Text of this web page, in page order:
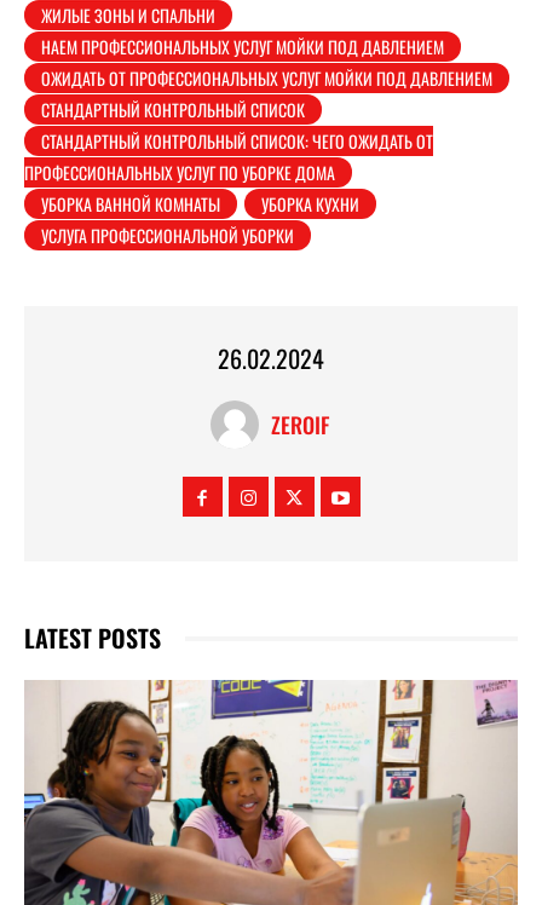
ЖИЛЫЕ ЗОНЫ И СПАЛЬНИ
НАЕМ ПРОФЕССИОНАЛЬНЫХ УСЛУГ МОЙКИ ПОД ДАВЛЕНИЕМ
ОЖИДАТЬ ОТ ПРОФЕССИОНАЛЬНЫХ УСЛУГ МОЙКИ ПОД ДАВЛЕНИЕМ
СТАНДАРТНЫЙ КОНТРОЛЬНЫЙ СПИСОК
СТАНДАРТНЫЙ КОНТРОЛЬНЫЙ СПИСОК: ЧЕГО ОЖИДАТЬ ОТ
ПРОФЕССИОНАЛЬНЫХ УСЛУГ ПО УБОРКЕ ДОМА
УБОРКА ВАННОЙ КОМНАТЫ
УБОРКА КУХНИ
УСЛУГА ПРОФЕССИОНАЛЬНОЙ УБОРКИ
26.02.2024
ZEROIF
LATEST POSTS